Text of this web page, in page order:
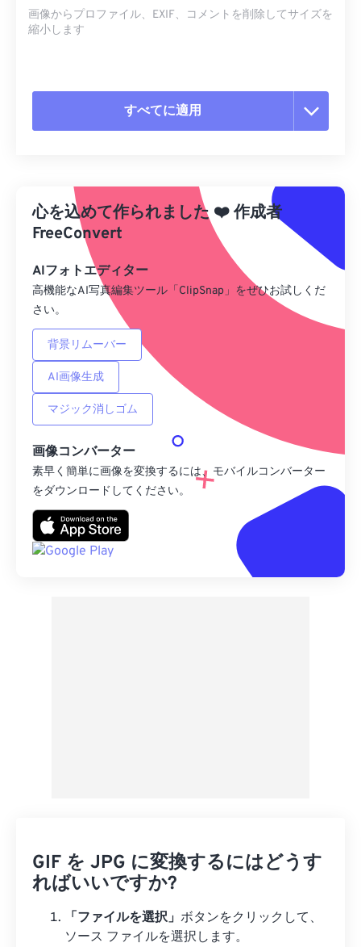
画像からプロファイル、EXIF、コメントを削除してサイズを
縮小します
すべてに適用
プリセットから適用
プリセットとして保存
心を込めて作られました ❤️作成者
FreeConvert
AIフォトエディター
高機能なAI写真編集ツール「ClipSnap」をぜひお試しくだ
さい。
背景リムーバー
AI画像生成
マジック消しゴム
画像コンバーター
素早く簡単に画像を変換するには、モバイルコンバーター
をダウンロードしてください。
GIF を JPG に変換するにはどうす
ればいいですか?
「ファイルを選択」 ボタンをクリックして、
ソース ファイルを選択します。